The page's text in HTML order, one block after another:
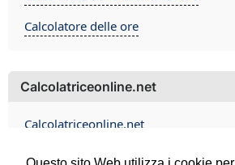
Calcolatore delle ore
Calcolatriceonline.net
Calcolatriceonline.net
Contact